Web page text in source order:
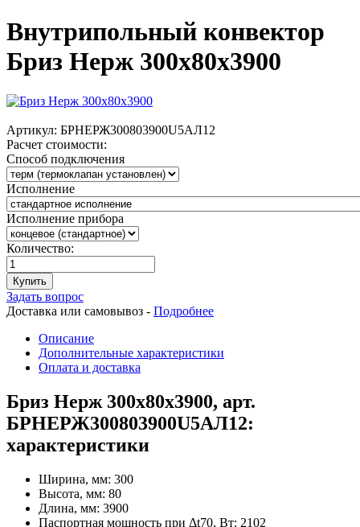
Внутрипольный конвектор
Бриз Нерж 300х80х3900
Артикул: БРНЕРЖ300803900U5АЛ12
Расчет стоимости:
Способ подключения
Исполнение
Исполнение прибора
Количество:
Купить
Задать вопрос
Доставка или самовывоз - Подробнее
Описание
Дополнительные характеристики
Оплата и доставка
Бриз Нерж 300х80х3900, арт.
БРНЕРЖ300803900U5АЛ12:
характеристики
Ширина, мм: 300
Высота, мм: 80
Длина, мм: 3900
Паспортная мощность при Δt70, Вт: 2102